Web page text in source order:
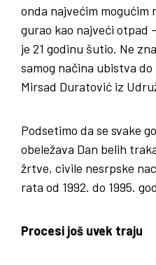
onda najvećim mogućim
gurao kao najveći otpad
je 21 godinu šutio. Ne
samog načina ubistva
Mirsad Duratović iz
Podsetimo da se svake
obeležava Dan belih
žrtve, civile nesrpske
rata od 1992. do 1995.
Procesi još uvek traju